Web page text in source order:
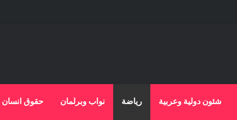
شئون دولية وعربية رياضة نواب وبرلمان حقوق انسان